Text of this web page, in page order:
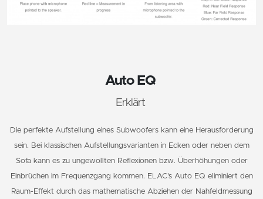
Auto EQ
Erklärt
Die perfekte Aufstellung eines Subwoofers kann eine Herausforderung
sein. Bei klassischen Aufstellungsvarianten in Ecken oder neben dem
Sofa kann es zu ungewollten Reflexionen bzw. Überhöhungen oder
Einbrüchen im Frequenzgang kommen. ELAC's Auto EQ eliminiert den
Raum-Effekt durch das mathematische Abziehen der Nahfeldmessung